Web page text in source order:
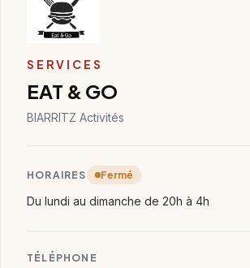
SERVICES
EAT & GO
BIARRITZ Activités
HORAIRES Fermé
Du lundi au dimanche de 20h à 4h
TÉLÉPHONE